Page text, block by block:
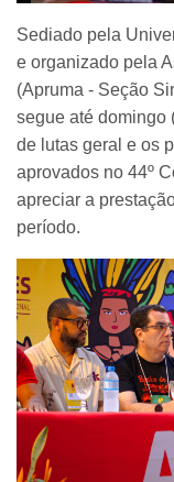
Sediado pela
e organizado pela
(Apruma - Seção
segue até domingo
de lutas geral e os
aprovados no 44º
apreciar a
período.